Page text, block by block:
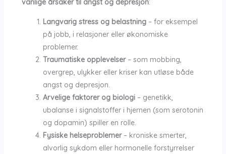
vanlige årsaker til angst og depresjon:
Langvarig stress og belastning– for eksempel
på jobb, i relasjoner eller økonomiske
problemer.
Traumatiske opplevelser– som mobbing,
overgrep, ulykker eller kriser kan utløse både
angst og depresjon.
Arvelige faktorer og biologi– genetikk,
ubalanse i signalstoffer i hjernen (som serotonin
og dopamin) spiller en rolle.
Fysiske helseproblemer– kroniske smerter,
alvorlig sykdom eller hormonelle forstyrrelser